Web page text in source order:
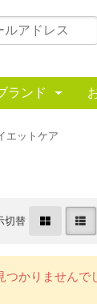
ランド
エットケア
切替
かりませんで